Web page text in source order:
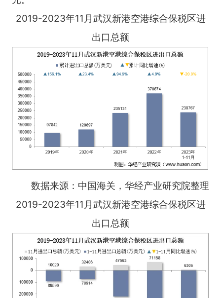
2019-2023年11月武汉新港空港综合保税区进
出口总额
数据来源：中国海关，华经产业研究院整理
2019-2023年11月武汉新港空港综合保税区进
出口总额